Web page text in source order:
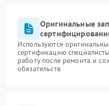
Оригинальные
Используются
сертификацию
работу после ремонта и
обязательств